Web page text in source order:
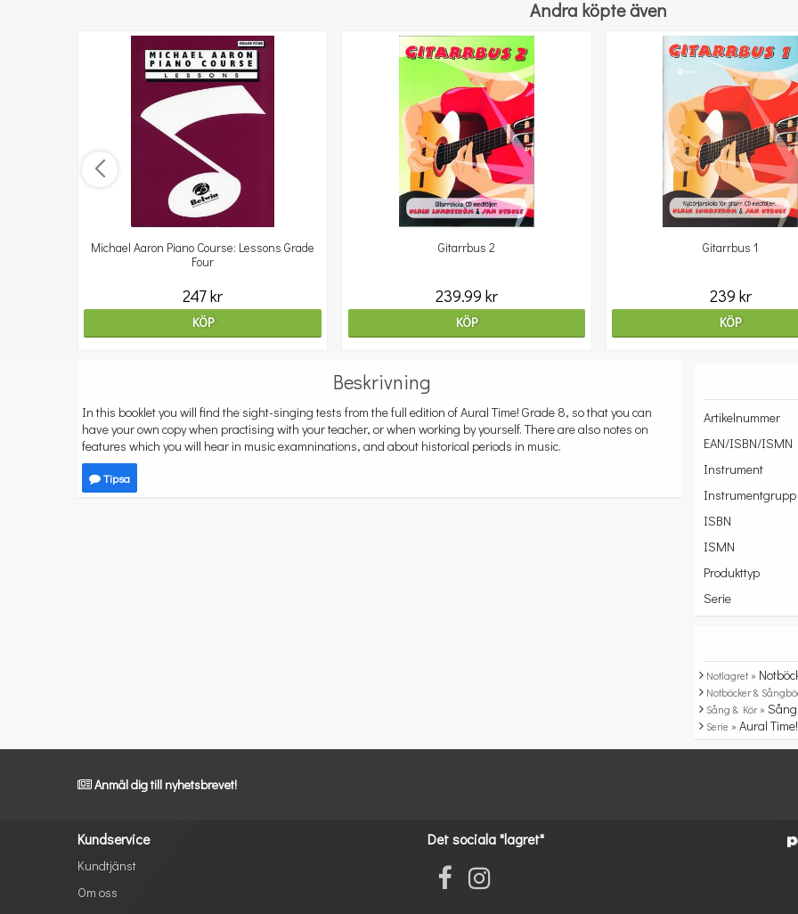
Andra köpte även
Michael Aaron Piano Course: Lessons Grade
Four
247 kr
KÖP
Gitarrbus 2
239.99 kr
KÖP
Gitarrbus 1
239 kr
KÖP
Beskrivning
In this booklet you will find the sight-singing tests from the full edition of Aural Time! Grade 8, so that you can
have your own copy when practising with your teacher, or when working by yourself. There are also notes on
features which you will hear in music examninations, and about historical periods in music.
Tipsa
Artikelnummer
EAN/ISBN/ISMN
Instrument
Instrumentgrupp
ISBN
ISMN
Produkttyp
Serie
Notlagret »
Notböcker &
Sång & Kör »Sång
Serie »Aural Time!
Anmäl dig till nyhetsbrevet!
Kundservice
Kundtjänst
Om oss
Det sociala "lagret"